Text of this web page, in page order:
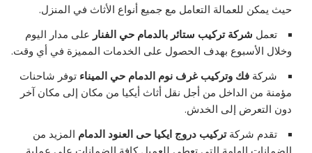
حيث يمكن للعمالة التعامل مع جميع أنواع الأثاث في المنزل.
تعمل شركة تركيب ستائر بالدمام حي الفنار على مدار اليوم
وخلال الأسبوع بهدف الحصول على الخدمات المميزة في أي وقت.
شركةفك وتركيب غرف نوم الدمام حي الميناءتوفر شاحنات
مؤمنة من الداخل من أجل نقل أثاث أيكيا من مكان إلى مكان آخر
دون التعرض إلى الخدش.
تقدم شركةتركيب دروج ايكيا حى العنود الدمام المزيد من
الضمانات الهامة التي تعطى للعميل كافة الضمانات على عملية